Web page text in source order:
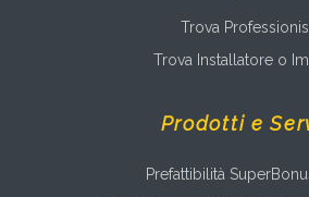
Trova
Trova Installatore o
Prodotti e
Prefattibilità